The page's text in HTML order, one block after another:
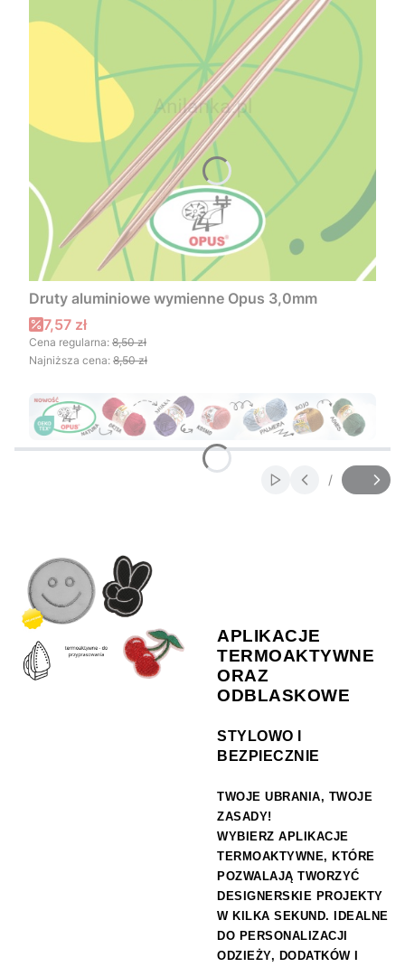
Druty aluminiowe wymienne Opus 3,0mm
Cena promocyjna
7,57 zł
Cena regularna: 8,50 zł
Najniższa cena: 8,50 zł
Naciśnij Enter lub spację, aby otworzyć stronę.
Naciśnij Enter lub spację, aby otworzyć stronę.
Włącz
Slajd
/
z
APLIKACJE
TERMOAKTYWNE
ORAZ
ODBLASKOWE
STYLOWO I
BEZPIECZNIE
TWOJE UBRANIA, TWOJE
ZASADY!
WYBIERZ APLIKACJE
TERMOAKTYWNE, KTÓRE
POZWALAJĄ TWORZYĆ
DESIGNERSKIE PROJEKTY
W KILKA SEKUND. IDEALNE
DO PERSONALIZACJI
ODZIEŻY, DODATKÓW I